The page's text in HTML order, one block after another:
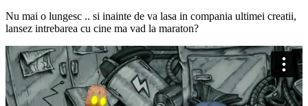
Nu mai o lungesc .. si inainte de va lasa in compania ultimei creatii,
lansez intrebarea cu cine ma vad la maraton?